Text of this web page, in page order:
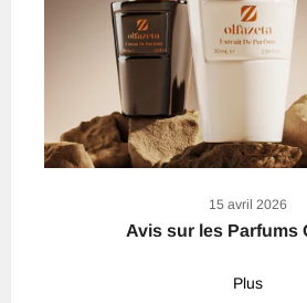
15 avril 2026
Avis sur les Parfums
Plus